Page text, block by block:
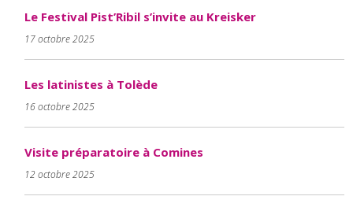
Le Festival Pist’Ribil s’invite au Kreisker
17 octobre 2025
Les latinistes à Tolède
16 octobre 2025
Visite préparatoire à Comines
12 octobre 2025